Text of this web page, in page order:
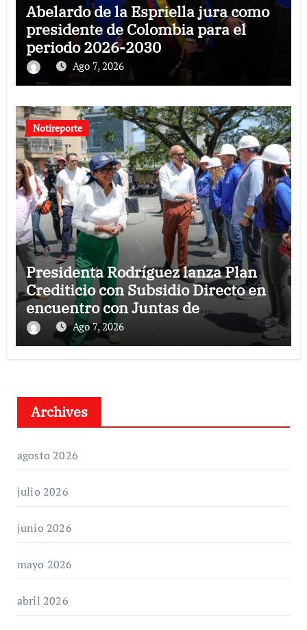
Abelardo de la Espriella jura como
presidente de Colombia para el
periodo 2026-2030
Ago 7, 2026
Notireporte
Presidenta Rodríguez lanza Plan
Crediticio con Subsidio Directo en
encuentro con Juntas de
Condominio
Ago 7, 2026
Archives
agosto 2026
julio 2026
junio 2026
mayo 2026
abril 2026